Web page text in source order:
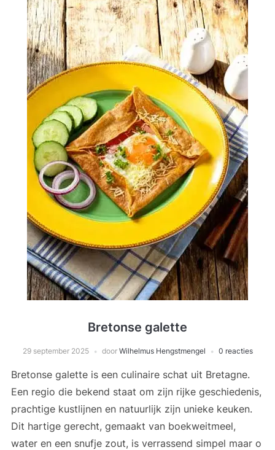
Bretonse galette
29 september 2025 door Wilhelmus Hengstmengel 0 reacties
Bretonse galette is een culinaire schat uit Bretagne.
Een regio die bekend staat om zijn rijke geschiedenis,
prachtige kustlijnen en natuurlijk zijn unieke keuken.
Dit hartige gerecht, gemaakt van boekweitmeel,
water en een snufje zout, is verrassend simpel maar o